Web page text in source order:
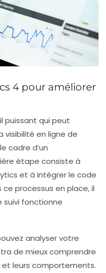
4 pour améliorer
puissant qui peut
visibilité en ligne de
cadre d’un
étape consiste à
et à intégrer le code
ce processus en place, il
suivi fonctionne
analyser votre
de mieux comprendre
et leurs comportements.